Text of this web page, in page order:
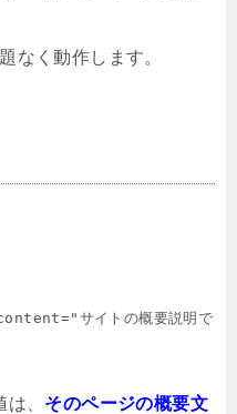
なく動作します。
サイトの概要説明で
、 そのページの概要文